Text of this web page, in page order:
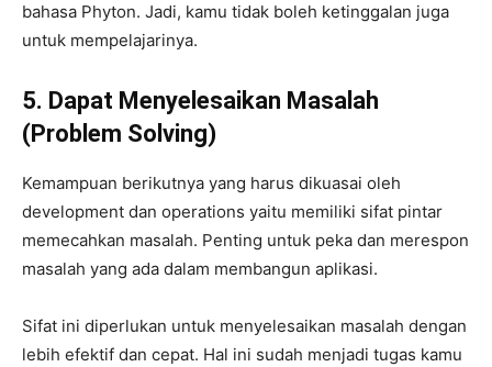
bahasa Phyton. Jadi, kamu tidak boleh ketinggalan juga
untuk mempelajarinya.
5. Dapat Menyelesaikan Masalah
(Problem Solving)
Kemampuan berikutnya yang harus dikuasai oleh
development dan operations yaitu memiliki sifat pintar
memecahkan masalah. Penting untuk peka dan merespon
masalah yang ada dalam membangun aplikasi.
Sifat ini diperlukan untuk menyelesaikan masalah dengan
lebih efektif dan cepat. Hal ini sudah menjadi tugas kamu